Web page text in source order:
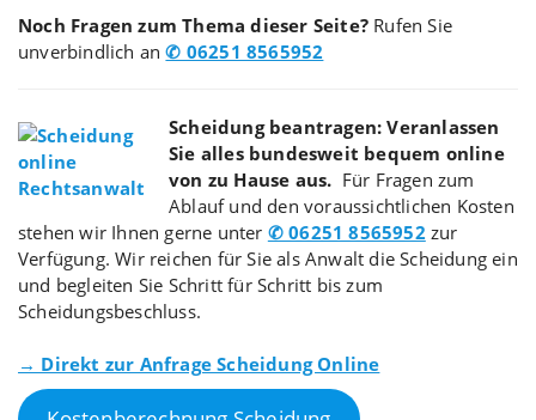
Noch Fragen zum Thema dieser Seite? Rufen Sie
unverbindlich an✆ 06251 8565952
Scheidung beantragen: Veranlassen
Sie alles bundesweit bequem online
von zu Hause aus. Für Fragen zum
Ablauf und den voraussichtlichen Kosten
stehen wir Ihnen gerne unter ✆ 06251 8565952 zur
Verfügung. Wir reichen für Sie als Anwalt die Scheidung ein
und begleiten Sie Schritt für Schritt bis zum
Scheidungsbeschluss.
→ Direkt zur Anfrage Scheidung Online